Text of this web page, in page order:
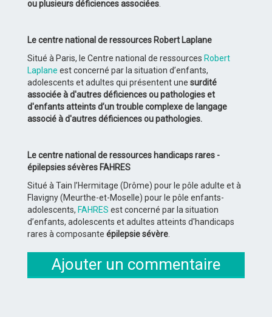
ou plusieurs déficiences associées.
Le centre national de ressources Robert Laplane
Situé à Paris, le Centre national de ressources Robert
Laplane est concerné par la situation d’enfants,
adolescents et adultes qui présentent une surdité
associée à d'autres déficiences ou pathologies et
d'enfants atteints d’un trouble complexe de langage
associé à d'autres déficiences ou pathologies.
Le centre national de ressources handicaps rares -
épilepsies sévères FAHRES
Situé à Tain l’Hermitage (Drôme) pour le pôle adulte et à
Flavigny (Meurthe-et-Moselle) pour le pôle enfants-
adolescents, FAHRES est concerné par la situation
d’enfants, adolescents et adultes atteints d'handicaps
rares à composante épilepsie sévère.
Ajouter un commentaire